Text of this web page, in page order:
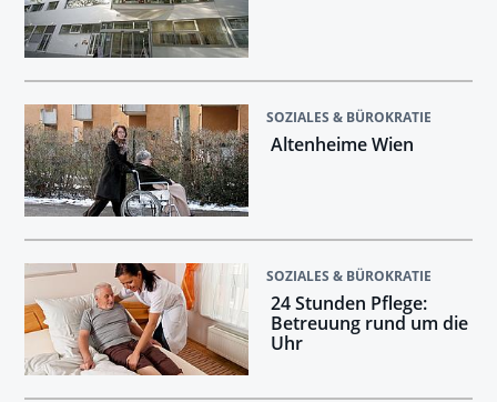
SOZIALES & BÜROKRATIE
Altenheime Wien
SOZIALES & BÜROKRATIE
24 Stunden Pflege:
Betreuung rund um die
Uhr